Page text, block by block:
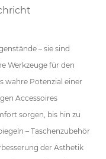
– sie sind
Werkzeuge für den
wahre Potenzial einer
Accessoires
sorgen, bis hin zu
– Taschenzubehör
der Ästhetik